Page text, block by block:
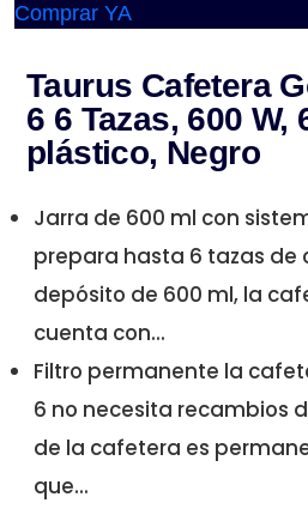
Comprar YA
Taurus Cafetera
6 6 Tazas, 600 W,
plástico, Negro
Jarra de 600 ml con
prepara hasta 6 tazas de
depósito de 600 ml, la
cuenta con...
Filtro permanente la
6 no necesita recambios
de la cafetera es
que...